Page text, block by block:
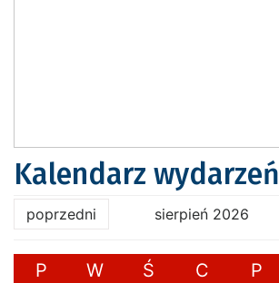
Kalendarz wydarzeń
poprzedni sierpień 2026
P W Ś C P